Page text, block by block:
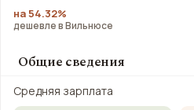
на 54.32%
дешевле в Вильнюсе
Общие сведения
Средняя зарплата